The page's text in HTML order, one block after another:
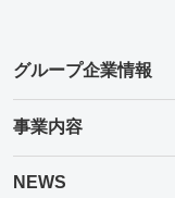
グループ企業情報
事業内容
NEWS